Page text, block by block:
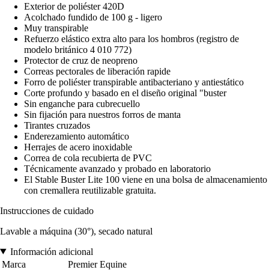
Exterior de poliéster 420D
Acolchado fundido de 100 g - ligero
Muy transpirable
Refuerzo elástico extra alto para los hombros (registro de
modelo británico 4 010 772)
Protector de cruz de neopreno
Correas pectorales de liberación rapide
Forro de poliéster transpirable antibacteriano y antiestático
Corte profundo y basado en el diseño original "buster
Sin enganche para cubrecuello
Sin fijación para nuestros forros de manta
Tirantes cruzados
Enderezamiento automático
Herrajes de acero inoxidable
Correa de cola recubierta de PVC
Técnicamente avanzado y probado en laboratorio
El Stable Buster Lite 100 viene en una bolsa de almacenamiento
con cremallera reutilizable gratuita.
Instrucciones de cuidado
Lavable a máquina (30°), secado natural
Información adicional
Marca
Premier Equine